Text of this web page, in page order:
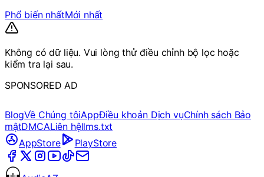
Phổ biến nhấtMới nhất
Không có dữ liệu. Vui lòng thử điều chỉnh bộ lọc hoặc
kiểm tra lại sau.
SPONSORED AD
BlogVề Chúng tôiAppĐiều khoản Dịch vụChính sách Bảo
mậtDMCALiên hệllms.txt
AppStore
PlayStore